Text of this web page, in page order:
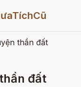
thần đất
đất